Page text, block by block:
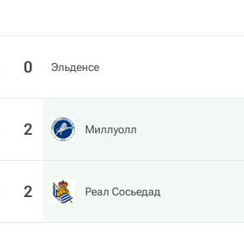
0 Эльденсе
2 Миллуолл
2 Реал Сосьедад